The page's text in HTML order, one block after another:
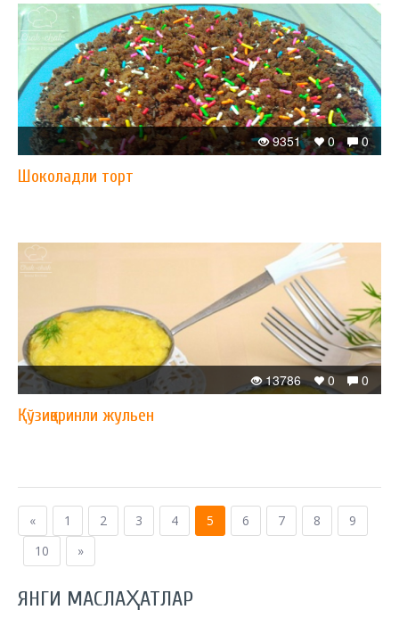
0
0
9351
Шоколадли торт
0
0
13786
Қўзиқоринли жульен
« 1 2 3 4 5 6 7 8
9
10
»
ЯНГИ МАСЛАҲАТЛАР